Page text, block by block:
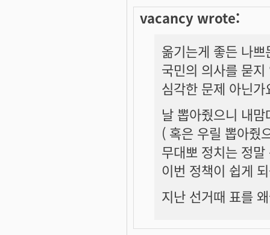
vacancy wrote:
옮기는게 좋든 나쁘
국민의 의사를 묻
심각한 문제 아닌가
날 뽑아줬으니 내
( 혹은 우릴 뽑아줬
무대뽀 정치는 정
이번 정책이 쉽게
지난 선거때 표를